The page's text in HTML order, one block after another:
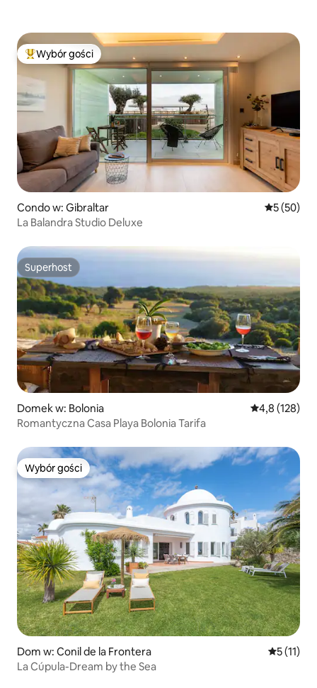
Najpopularniejsze z kategorii Wybór gości
Wybór gości
Condo w: Gibraltar Średnia
5 (50)
La Balandra Studio Deluxe
Superhost
Superhost
Domek w: Bolonia Średnia
4,8 (128)
Romantyczna Casa Playa Bolonia Tarifa
Wybór gości
Wybór gości
Dom w: Conil de la Frontera Średnia
5 (11)
La Cúpula-Dream by the Sea